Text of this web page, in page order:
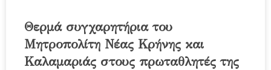
Θερμά συγχαρητήρια του
Μητροπολίτη Νέας Κρήνης και
Καλαμαριάς στους πρωταθλητές της